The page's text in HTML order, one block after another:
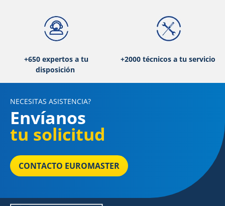
+650 expertos a tu
disposición
+2000 técnicos a tu servicio
NECESITAS ASISTENCIA?
Envíanos
tu solicitud
CONTACTO EUROMASTER